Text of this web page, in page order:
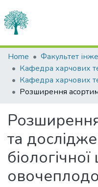
Statistics
Communities & Collections
All of DSpace
Home
та
біологічної